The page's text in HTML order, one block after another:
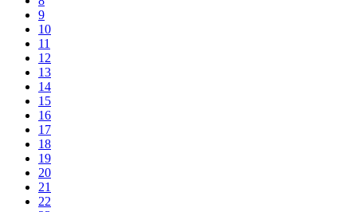
9
10
11
12
13
14
15
16
17
18
19
20
21
22